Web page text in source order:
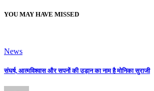
YOU MAY HAVE MISSED
News
संघर्ष, आत्मविश्वास और सपनों की उड़ान का नाम है मोनिका सुराजी